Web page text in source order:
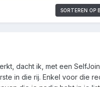
SORTEREN OP
dacht ik, met een
in die rij. Enkel voor die